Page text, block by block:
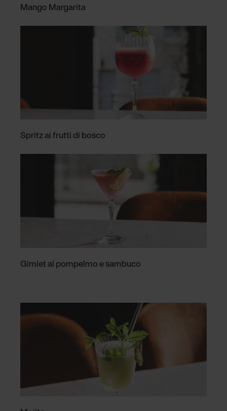
Mango Margarita
Spritz ai frutti di bosco
Gimlet al pompelmo e sambuco